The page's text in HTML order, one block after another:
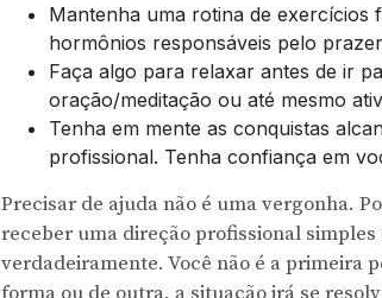
Mantenha uma rotina de exercícios
hormônios responsáveis pelo
Faça algo para relaxar antes de ir
oração/meditação ou até mesmo
Tenha em mente as conquistas
profissional. Tenha confiança em
Precisar de ajuda não é uma vergonha.
receber uma direção profissional
verdadeiramente. Você não é a primeira